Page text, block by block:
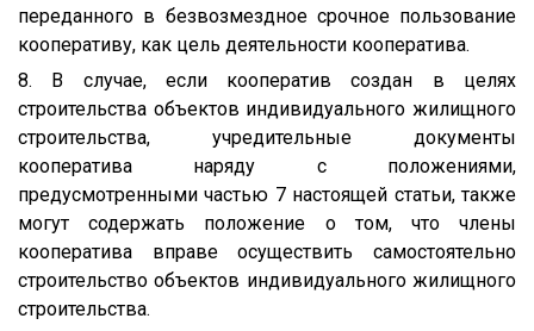
переданного в безвозмездное срочное пользование
кооперативу, как цель деятельности кооператива.
8. В случае, если кооператив создан в целях
строительства объектов индивидуального жилищного
строительства, учредительные документы
кооператива наряду с положениями,
предусмотренными частью 7 настоящей статьи, также
могут содержать положение о том, что члены
кооператива вправе осуществить самостоятельно
строительство объектов индивидуального жилищного
строительства.